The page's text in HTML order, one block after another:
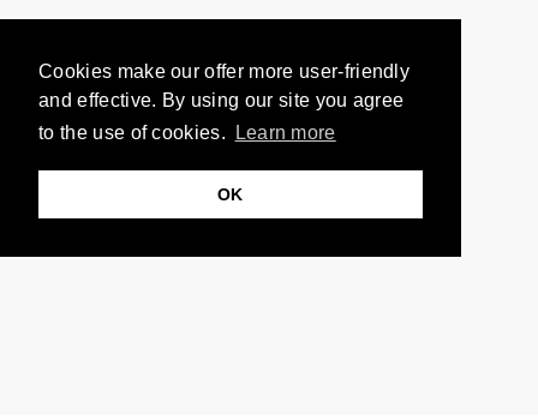
Cookies make our offer more user-friendly
and effective. By using our site you agree
to the use of cookies.
Learn more
OK